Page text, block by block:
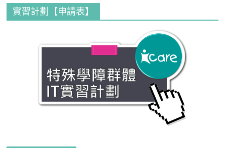
實習計劃【申請表】